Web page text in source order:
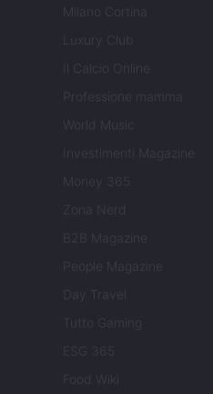
Milano Cortina
Luxury Club
Il Calcio Online
Professione mamma
World Music
Investimenti Magazine
Money 365
Zona Nerd
B2B Magazine
People Magazine
Day Travel
Tutto Gaming
ESG 365
Food Wiki